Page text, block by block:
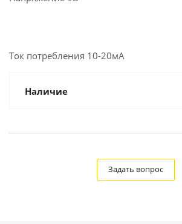
Ток потребления 10-20мА
Наличие
Задать вопрос